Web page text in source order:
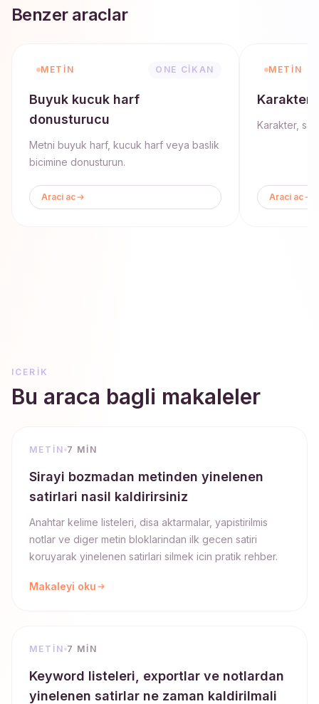
Benzer araclar
METIN ONE CIKAN
Buyuk kucuk harf
donusturucu
Metni buyuk harf, kucuk harf veya baslik
bicimine donusturun.
Araci ac
METIN
Karakter
Karakter,
Araci ac
ICERIK
Bu araca bagli makaleler
METIN 7 MIN
Sirayi bozmadan metinden yinelenen
satirlari nasil kaldirirsiniz
Anahtar kelime listeleri, disa aktarmalar, yapistirilmis
notlar ve diger metin bloklarindan ilk gecen satiri
koruyarak yinelenen satirlari silmek icin pratik rehber.
Makaleyi oku
METIN 7 MIN
Keyword listeleri, exportlar ve notlardan
yinelenen satirlar ne zaman kaldirilmali